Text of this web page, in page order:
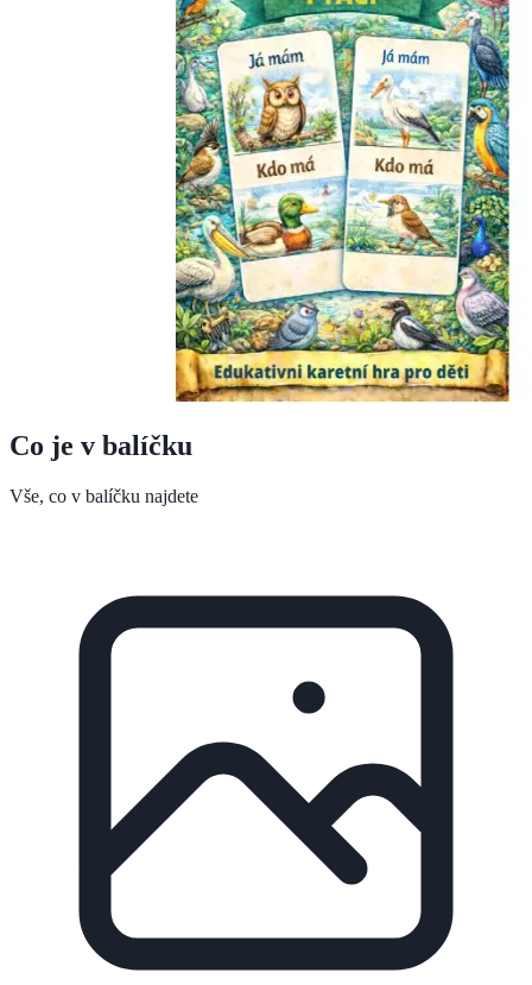
Co je v balíčku
Vše, co v balíčku najdete